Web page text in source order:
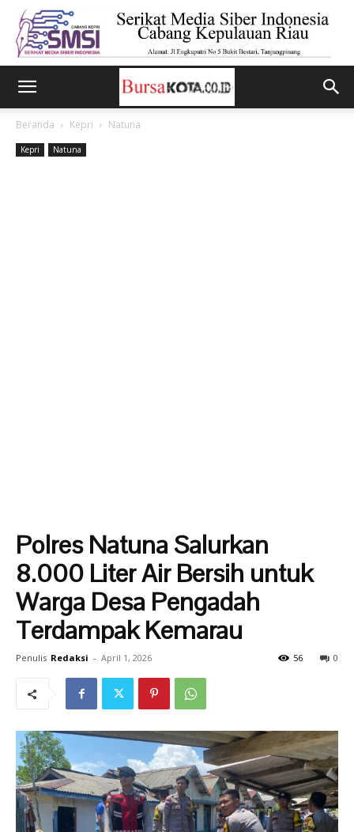
Beranda Kepri Natuna
Kepri Natuna
Polres Natuna Salurkan
8.000 Liter Air Bersih untuk
Warga Desa Pengadah
Terdampak Kemarau
Penulis Redaksi - April 1, 2026 0
56